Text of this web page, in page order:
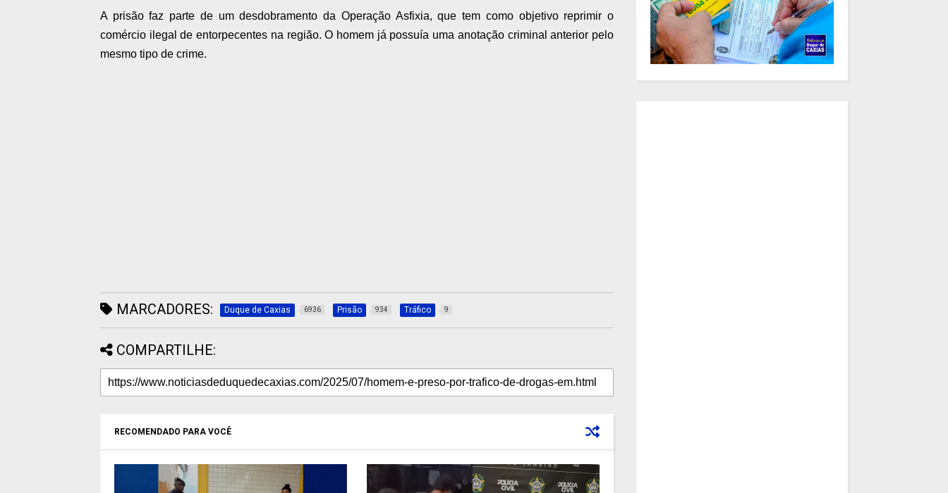
A prisão faz parte de um desdobramento da Operação Asfixia, que tem como objetivo reprimir o
comércio ilegal de entorpecentes na região. O homem já possuía uma anotação criminal anterior pelo
mesmo tipo de crime.
MARCADORES: Duque de Caxias 6936 Prisão 934 Tráfico 9
COMPARTILHE:
RECOMENDADO PARA VOCÊ